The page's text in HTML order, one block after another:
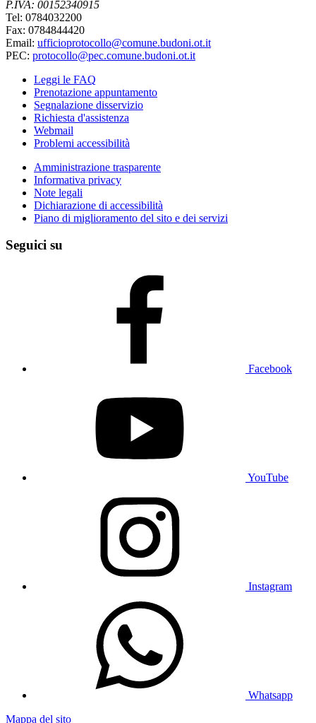
P.IVA: 00152340915
Tel: 0784032200
Fax: 0784844420
Email: ufficioprotocollo@comune.budoni.ot.it
PEC: protocollo@pec.comune.budoni.ot.it
Leggi le FAQ
Prenotazione appuntamento
Segnalazione disservizio
Richiesta d'assistenza
Webmail
Problemi accessibilità
Amministrazione trasparente
Informativa privacy
Note legali
Dichiarazione di accessibilità
Piano di miglioramento del sito e dei servizi
Seguici su
Facebook
YouTube
Instagram
Whatsapp
Mappa del sito